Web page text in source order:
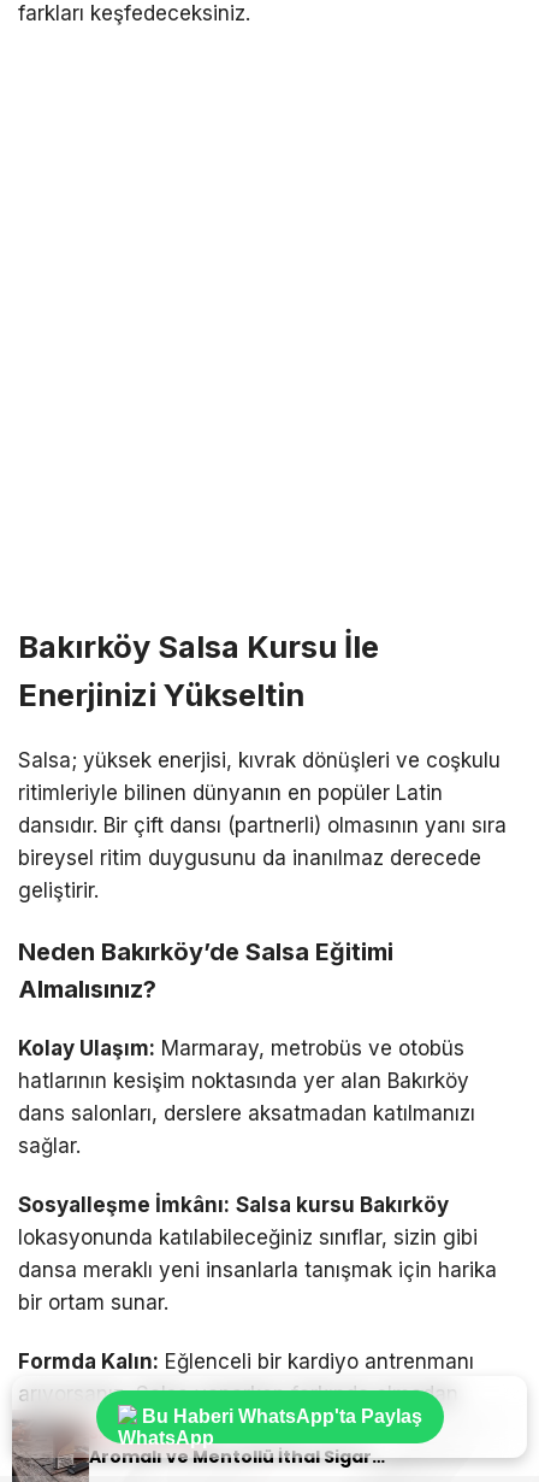
farkları keşfedeceksiniz.
Bakırköy Salsa Kursu İle
Enerjinizi Yükseltin
Salsa; yüksek enerjisi, kıvrak dönüşleri ve coşkulu
ritimleriyle bilinen dünyanın en popüler Latin
dansıdır. Bir çift dansı (partnerli) olmasının yanı sıra
bireysel ritim duygusunu da inanılmaz derecede
geliştirir.
Neden Bakırköy’de Salsa Eğitimi
Almalısınız?
Kolay Ulaşım: Marmaray, metrobüs ve otobüs
hatlarının kesişim noktasında yer alan Bakırköy
dans salonları, derslere aksatmadan katılmanızı
sağlar.
Sosyalleşme İmkânı: Salsa kursu Bakırköy
lokasyonunda katılabileceğiniz sınıflar, sizin gibi
dansa meraklı yeni insanlarla tanışmak için harika
bir ortam sunar.
Formda Kalın: Eğlenceli bir kardiyo antrenmanı
arıyorsanız, Salsa yaparken farkında olmadan
yüzlerce kalori yakabilirsiniz.
Sıradaki Haber
Aromalı ve Mentollü İthal Sigara Tercihlerinde Oris Markası
Bu Haberi WhatsApp'ta Paylaş